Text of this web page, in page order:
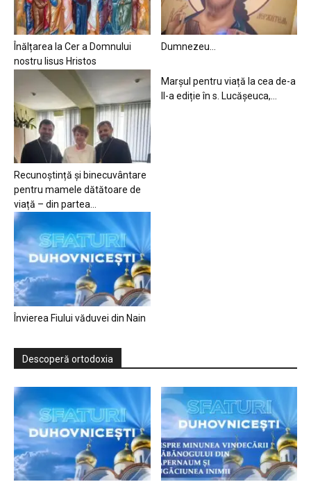
Înălțarea la Cer a Domnului
nostru Iisus Hristos
Dumnezeu…
Recunoștință și binecuvântare
pentru mamele dătătoare de
viață – din partea...
Marșul pentru viață la cea de-a
II-a ediție în s. Lucășeuca,...
Învierea Fiului văduvei din Nain
Descoperă ortodoxia